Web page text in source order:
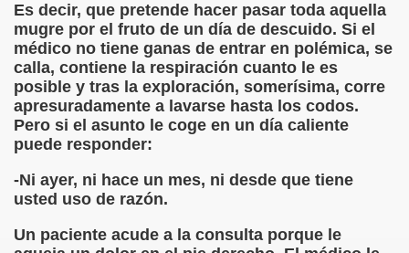
Es decir, que pretende hacer pasar toda aquella
mugre por el fruto de un día de descuido. Si el
médico no tiene ganas de entrar en polémica, se
calla, contiene la respiración cuanto le es
posible y tras la exploración, somerísima, corre
apresuradamente a lavarse hasta los codos.
Pero si el asunto le coge en un día caliente
puede responder:
-Ni ayer, ni hace un mes, ni desde que tiene
usted uso de razón.
Un paciente acude a la consulta porque le
Inacabada de Cibercerdo, Periódico Irreverente y
(Jorge Llopis)
Poco de Gramática (Desconocido)
por CEP)